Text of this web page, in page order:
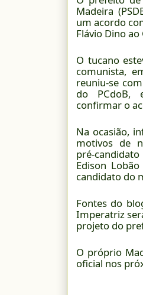
Madeira
um acordo
Flávio Dino
O tucano
comunista,
reuniu-se
do PCdoB,
confirmar o
Na ocasião,
motivos de
pré-
Edison
candidato do
Fontes do
Imperatriz
projeto do
O próprio
oficial nos